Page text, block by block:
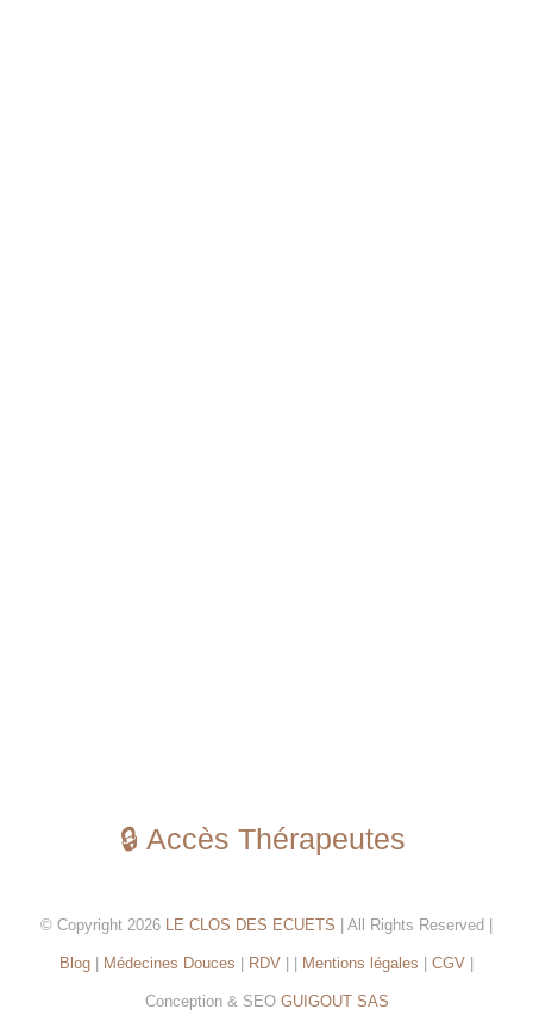
🔒 Accès Thérapeutes
© Copyright 2026 LE CLOS DES ECUETS | All Rights Reserved |
Blog | Médecines Douces | RDV | | Mentions légales | CGV |
Conception & SEO GUIGOUT SAS